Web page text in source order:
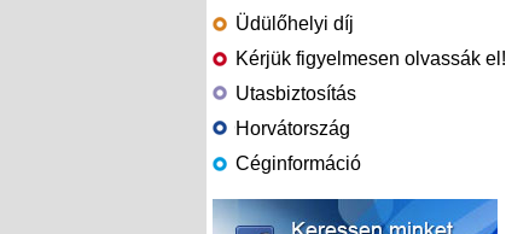
Üdülőhelyi díj
Kérjük figyelmesen olvassák el!
Utasbiztosítás
Horvátország
Céginformáció